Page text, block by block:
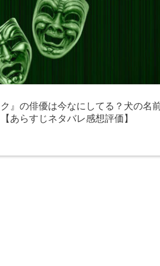
』の俳優は今なにしてる？犬の名
あらすじネタバレ感想評価】